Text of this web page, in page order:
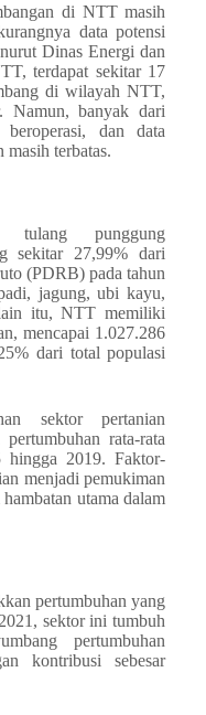
di NTT masih
data potensi
Dinas Energi dan
terdapat sekitar 17
di wilayah NTT,
Namun, banyak dari
dan data
masih terbatas.
tulang punggung
sekitar 27,99% dari
(PDRB) pada tahun
jagung, ubi kayu,
itu, NTT memiliki
mencapai 1.027.286
dari total populasi
sektor pertanian
rata-rata
hingga 2019. Faktor-
menjadi pemukiman
utama dalam
pertumbuhan yang
sektor ini tumbuh
pertumbuhan
kontribusi sebesar